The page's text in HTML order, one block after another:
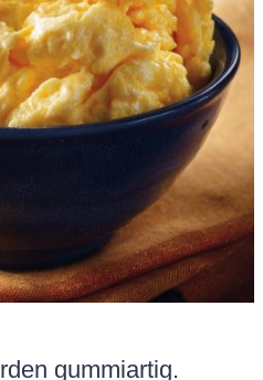
gummiartig.